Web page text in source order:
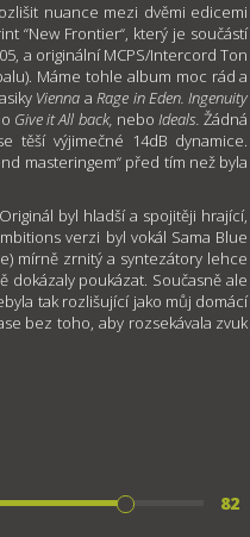
nuance mezi dvěmi edicemi
“New Frontier“, který je součástí
a originální MCPS/Intercord Ton
Máme tohle album moc rád a
Vienna aRage in Eden. Ingenuity
Give it All back, neboIdeals.Žádná
těší výjimečné 14dB dynamice.
masteringem“ před tím než byla
byl hladší a spojitěji hrající,
verzi byl vokál Sama Blue
mírně zrnitý a syntezátory lehce
dokázaly poukázat. Současně ale
tak rozlišující jako můj domácí
bez toho, aby rozsekávala zvuk
82